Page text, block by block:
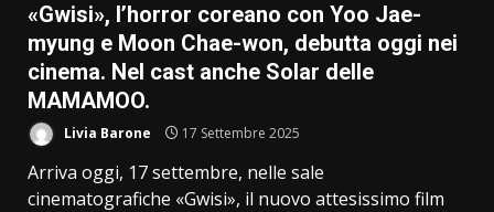
«Gwisi», l’horror coreano con Yoo Jae-
myung e Moon Chae-won, debutta oggi nei
cinema. Nel cast anche Solar delle
MAMAMOO.
Livia Barone 17 Settembre 2025
Arriva oggi, 17 settembre, nelle sale
cinematografiche «Gwisi», il nuovo attesissimo film